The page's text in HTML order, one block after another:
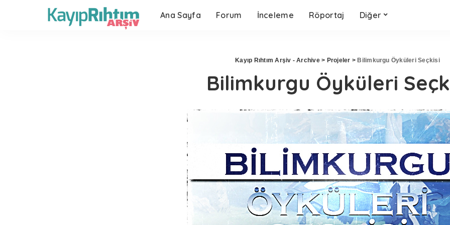
Ana Sayfa Forum İnceleme Röportaj Diğer
Kayıp Rıhtım Arşiv - Archive> Projeler > Bilimkurgu Öyküleri Seçkisi
Bilimkurgu Öyküleri